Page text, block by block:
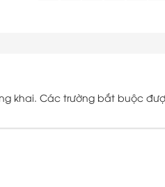
khai. Các trường bắt buộc